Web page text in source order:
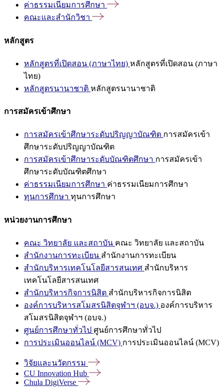
ค่าธรรมเนียมการศึกษา
คณะและสำนักวิชา
หลักสูตร
หลักสูตรที่เปิดสอน (ภาษาไทย) หลักสูตรที่เปิดสอน (ภาษา
ไทย)
หลักสูตรนานาชาติ หลักสูตรนานาชาติ
การสมัครเข้าศึกษา
การสมัครเข้าศึกษาระดับปริญญาบัณฑิต การสมัครเข้า
ศึกษาระดับปริญญาบัณฑิต
การสมัครเข้าศึกษาระดับบัณฑิตศึกษา การสมัครเข้า
ศึกษาระดับบัณฑิตศึกษา
ค่าธรรมเนียมการศึกษา ค่าธรรมเนียมการศึกษา
ทุนการศึกษา ทุนการศึกษา
หน่วยงานการศึกษา
คณะ วิทยาลัย และสถาบัน คณะ วิทยาลัย และสถาบัน
สำนักงานการทะเบียน สำนักงานการทะเบียน
สำนักบริหารเทคโนโลยีสารสนเทศ สำนักบริหาร
เทคโนโลยีสารสนเทศ
สำนักบริหารกิจการนิสิต สำนักบริหารกิจการนิสิต
องค์การบริหารสโมสรนิสิตจุฬาฯ (อบจ.) องค์การบริหาร
สโมสรนิสิตจุฬาฯ (อบจ.)
ศูนย์การศึกษาทั่วไป ศูนย์การศึกษาทั่วไป
การประเมินออนไลน์ (MCV) การประเมินออนไลน์ (MCV)
วิจัยและนวัตกรรม
CU Innovation Hub
Chula DigiVerse